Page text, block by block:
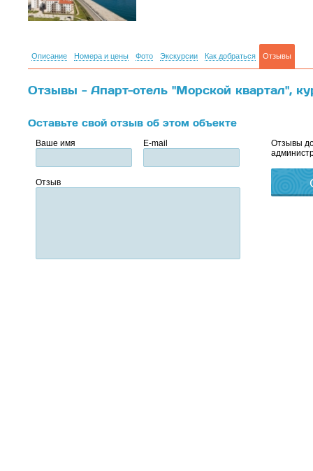
Описание Номера и цены Фото Экскурсии Как добраться Отзывы
Отзывы - Апарт-отель "Морской квартал",
Оставьте свой отзыв об этом объекте
Ваше имя E-mail
Отзыв
Отзывы